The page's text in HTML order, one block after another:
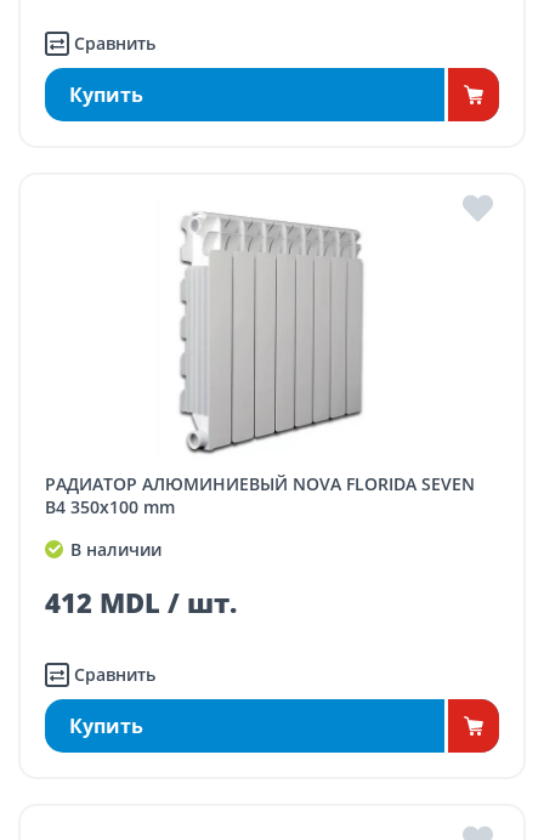
Сравнить
Купить
РАДИАТОР АЛЮМИНИЕВЫЙ NOVA FLORIDA SEVEN
B4 350x100 mm
В наличии
412 MDL / шт.
Сравнить
Купить